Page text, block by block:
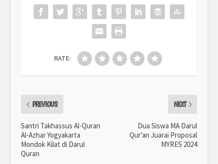
RATE:
PREVIOUS
Santri Takhassus Al-Quran
Al-Azhar Yogyakarta
Mondok Kilat di Darul
Quran
NEXT
Dua Siswa MA Darul
Qur’an Juarai Proposal
MYRES 2024